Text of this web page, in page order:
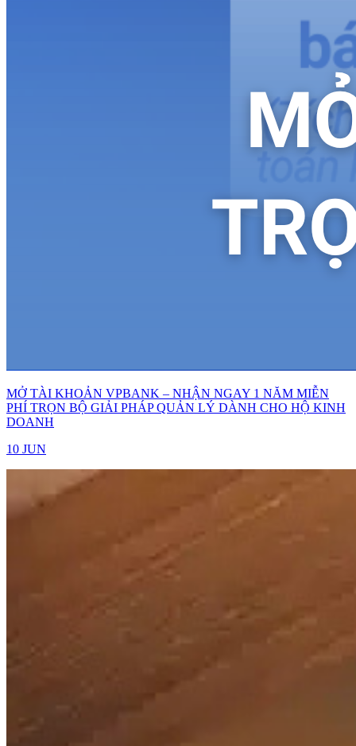
MỞ TÀI KHOẢN VPBANK – NHẬN NGAY 1 NĂM MIỄN
PHÍ TRỌN BỘ GIẢI PHÁP QUẢN LÝ DÀNH CHO HỘ KINH
DOANH
10 JUN